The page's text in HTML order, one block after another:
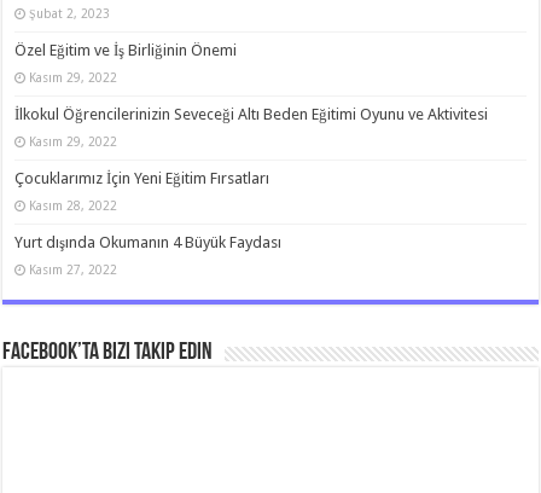
Şubat 2, 2023
Özel Eğitim ve İş Birliğinin Önemi
Kasım 29, 2022
İlkokul Öğrencilerinizin Seveceği Altı Beden Eğitimi Oyunu ve Aktivitesi
Kasım 29, 2022
Çocuklarımız İçin Yeni Eğitim Fırsatları
Kasım 28, 2022
Yurt dışında Okumanın 4 Büyük Faydası
Kasım 27, 2022
Facebook’ta bizi takip edin